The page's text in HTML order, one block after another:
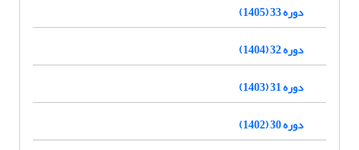
دوره 33 (1405)
دوره 32 (1404)
دوره 31 (1403)
دوره 30 (1402)